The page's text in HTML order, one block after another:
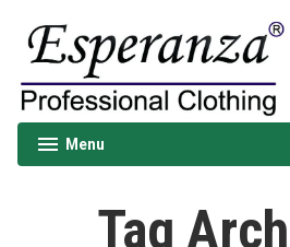
content
Esperanza
Menu
expanded
collapsed
Tag